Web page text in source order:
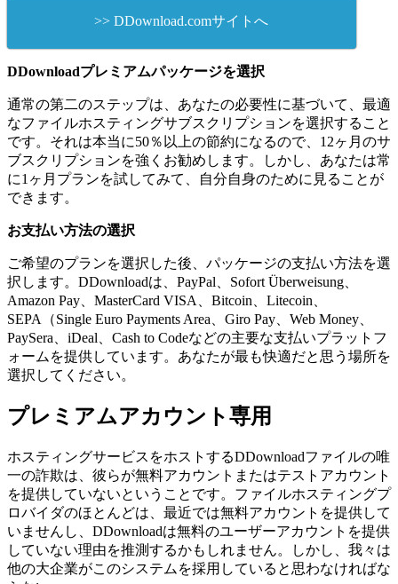
>> DDownload.comサイトへ
DDownloadプレミアムパッケージを選択
通常の第二のステップは、あなたの必要性に基づいて、最適
なファイルホスティングサブスクリプションを選択すること
です。それは本当に50％以上の節約になるので、12ヶ月のサ
ブスクリプションを強くお勧めします。しかし、あなたは常
に1ヶ月プランを試してみて、自分自身のために見ることが
できます。
お支払い方法の選択
ご希望のプランを選択した後、パッケージの支払い方法を選
択します。DDownloadは、PayPal、Sofort Überweisung、
Amazon Pay、MasterCard VISA、Bitcoin、Litecoin、
SEPA（Single Euro Payments Area、Giro Pay、Web Money、
PaySera、iDeal、Cash to Codeなどの主要な支払いプラットフ
ォームを提供しています。あなたが最も快適だと思う場所を
選択してください。
プレミアムアカウント専用
ホスティングサービスをホストするDDownloadファイルの唯
一の詐欺は、彼らが無料アカウントまたはテストアカウント
を提供していないということです。ファイルホスティングプ
ロバイダのほとんどは、最近では無料アカウントを提供して
いませんし、DDownloadは無料のユーザーアカウントを提供
していない理由を推測するかもしれません。しかし、我々は
他の大企業がこのシステムを採用していると思わなければな